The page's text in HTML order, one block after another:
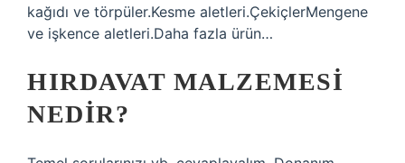
kağıdı ve törpüler.Kesme aletleri.ÇekiçlerMengene
ve işkence aletleri.Daha fazla ürün…
HIRDAVAT MALZEMESI
NEDIR?